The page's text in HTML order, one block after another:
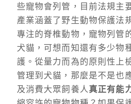
些寵物會列管，目前法規主
產業涵蓋了野生動物保護法
專注的脊椎動物，寵物列管
犬貓，可想而知還有多少物
護。從量力而為的原則性上
管理到犬貓，那麼是不是也
及消費大眾飼養人 真正有能